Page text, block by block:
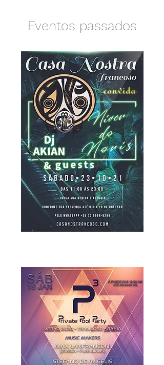
Eventos passados